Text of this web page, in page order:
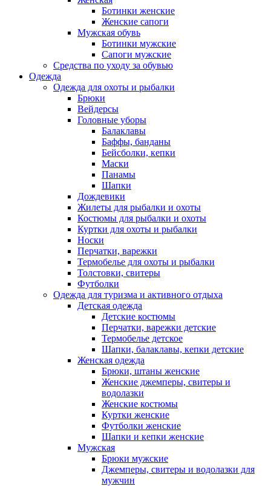
Ботинки женские
Женские сапоги
Мужская обувь
Ботинки мужские
Сапоги мужские
Средства по уходу за обувью
Одежда
Одежда для охоты и рыбалки
Брюки
Вейдерсы
Головные уборы
Балаклавы
Баффы, банданы
Бейсболки, кепки
Маски
Панамы
Шапки
Дождевики
Жилеты для рыбалки и охоты
Костюмы для рыбалки и охоты
Куртки для охоты и рыбалки
Носки
Перчатки, варежки
Термобелье для охоты и рыбалки
Толстовки, свитеры
Футболки
Одежда для туризма и активного отдыха
Детская одежда
Детские костюмы
Перчатки, варежки детские
Термобелье детское
Шапки, балаклавы, кепки детские
Женская одежда
Брюки, штаны женские
Женские джемперы, свитеры и
водолазки
Женские костюмы
Куртки женские
Футболки женские
Шапки и кепки женские
Мужская
Брюки мужские
Джемперы, свитеры и водолазки для
мужчин